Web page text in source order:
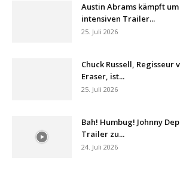
Austin Abrams kämpft
intensiven Trailer...
25. Juli 2026
Chuck Russell, Regisseur
Eraser, ist...
25. Juli 2026
Bah! Humbug! Johnny
Trailer zu...
24. Juli 2026